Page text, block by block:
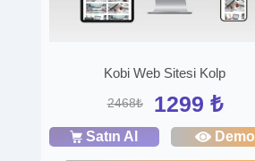
Kobi Web Sitesi Kolp
2468₺ 1299 ₺
Satın Al Demo